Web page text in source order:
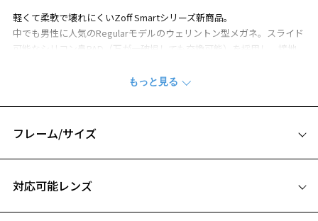
軽くて柔軟で壊れにくいZoff Smartシリーズ新商品。
中でも男性に人気のRegularモデルのウェリントン型メガネ。スライド
可能なシリコン鼻PAD（万が一破損しても交換可能）を採用し、接地
「Zoff SMARTとは」
・長時間の使用でも疲れにくい軽さを実現。
・フレームがしなやかな為、壊れにくく、フィット感も抜群。
・微調整可能なラバーモダンでいつでも快適なかけ心地。
フレーム/サイズ
対応可能レンズ